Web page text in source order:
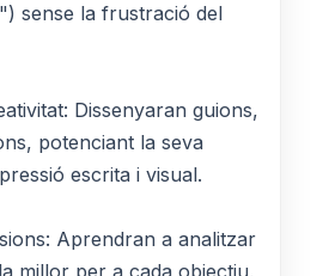
sense la frustració del
Dissenyaran guions,
potenciant la seva
escrita i visual.
Aprendran a analitzar